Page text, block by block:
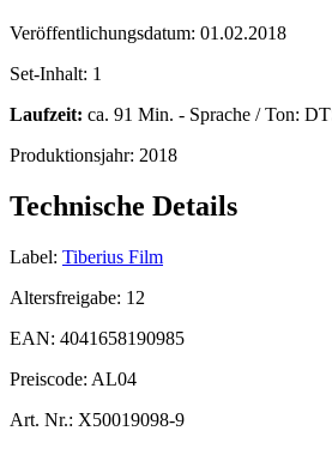
Veröffentlichungsdatum: 01.02.2018
Set-Inhalt: 1
Laufzeit: ca. 91 Min. - Sprache / Ton:
Produktionsjahr: 2018
Technische Details
Label: Tiberius Film
Altersfreigabe: 12
EAN: 4041658190985
Preiscode: AL04
Art. Nr.: X50019098-9